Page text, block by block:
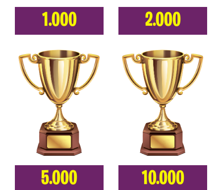
1.000 2.000
5.000 10.000